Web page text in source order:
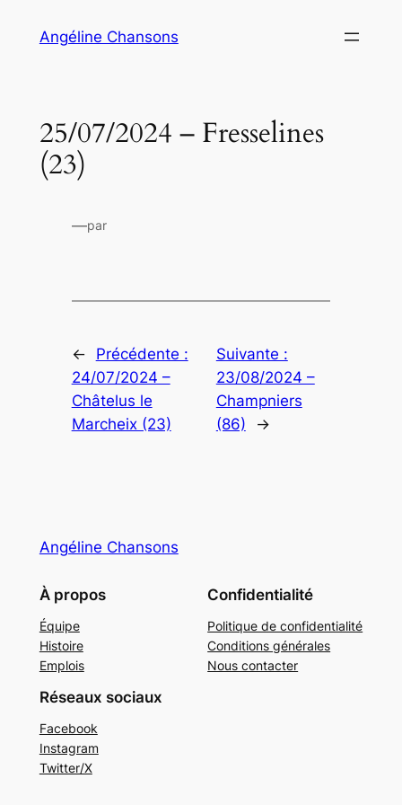
Angéline Chansons
25/07/2024 – Fresselines
(23)
—par
←
Précédente :
24/07/2024 –
Châtelus le
Marcheix (23)
Suivante :
23/08/2024 –
Champniers
(86)
→
Angéline Chansons
À propos
Équipe
Histoire
Emplois
Confidentialité
Politique de confidentialité
Conditions générales
Nous contacter
Réseaux sociaux
Facebook
Instagram
Twitter/X